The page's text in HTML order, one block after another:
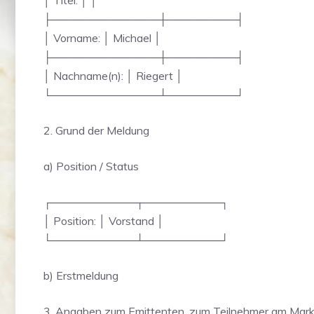
├──────────────┼─────────┤
│ Vorname: │ Michael │
├──────────────┼─────────┤
│ Nachname(n): │ Riegert │
└──────────────┴─────────┘
2. Grund der Meldung
a) Position / Status
┌───────────┬──────────┐
│ Position: │ Vorstand │
└───────────┴──────────┘
b) Erstmeldung
3. Angaben zum Emittenten, zum Teilnehmer am